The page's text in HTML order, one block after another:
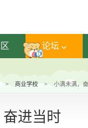
论坛
> 商业学校 > 小满未满，
进当时